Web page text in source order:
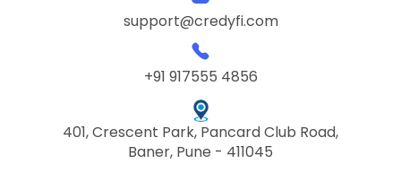
support@credyfi.com
+91 917555 4856
401, Crescent Park, Pancard Club Road,
Baner, Pune - 411045